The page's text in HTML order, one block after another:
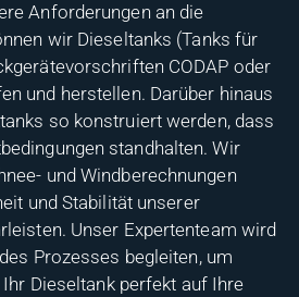
Anforderungen an die
wir Dieseltanks (Tanks für
CODAP oder
und herstellen. Darüber hinaus
so konstruiert werden, dass
standhalten. Wir
und Windberechnungen
und Stabilität unserer
Unser Expertenteam wird
Prozesses begleiten, um
Dieseltank perfekt auf Ihre